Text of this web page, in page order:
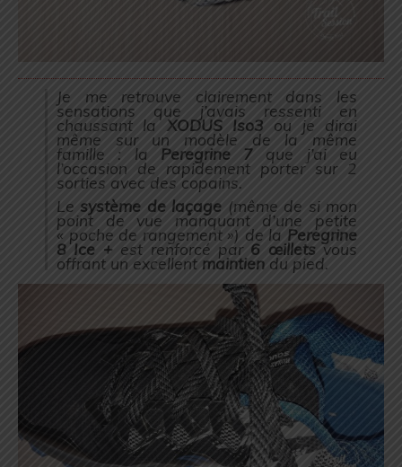
Je me retrouve clairement dans les
sensations que j’avais ressenti en
chaussant la XODUS Iso3 ou je dirai
même sur un modèle de la même
famille : la Peregrine 7 que j’ai eu
l’occasion de rapidement porter sur 2
sorties avec des copains.
Le système de laçage (même de si mon
point de vue manquant d’une petite
« poche de rangement ») de la Peregrine
8 Ice + est renforcé par 6 œilletsvous
offrant un excellent maintien du pied.